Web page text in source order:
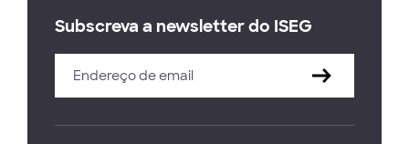
Subscreva a newsletter do ISEG